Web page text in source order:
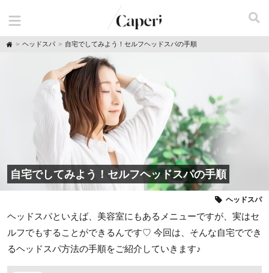
H
ヘッドスパ 自宅でしてみよう！セルフヘッドスパの手順
自宅でしてみよう！セルフヘッドスパの手順
ヘッドスパ
ヘッドスパといえば、美容室にもあるメニューですが、実はセ
ルフでもすることができるんです♡ 今回は、そんな自宅ででき
るヘッドスパ方法の手順をご紹介していきます♪